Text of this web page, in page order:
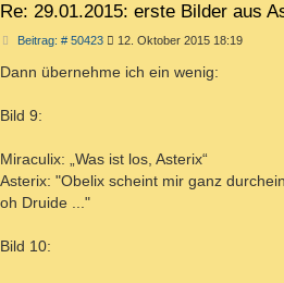
Re: 29.01.2015: erste Bilder aus
Beitrag: # 50423Beitrag12. Oktober 2015 18:19
Dann übernehme ich ein wenig:
Bild 9:
Miraculix: „Was ist los, Asterix“
Asterix: "Obelix scheint mir ganz
oh Druide ..."
Bild 10: